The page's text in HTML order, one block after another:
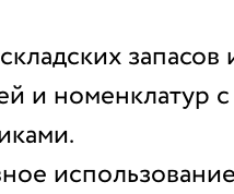
и номенклатур